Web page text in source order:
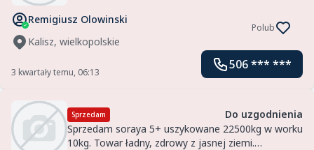
Remigiusz Olowinski
Kalisz, wielkopolskie
Polub
3 kwartały temu, 06:13
506 *** ***
Sprzedam
Do uzgodnienia
Sprzedam soraya 5+ uszykowane 22500kg w worku
10kg. Towar ładny, zdrowy z jasnej ziemi.